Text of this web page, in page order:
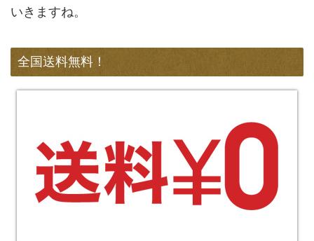
いきますね。
全国送料無料！